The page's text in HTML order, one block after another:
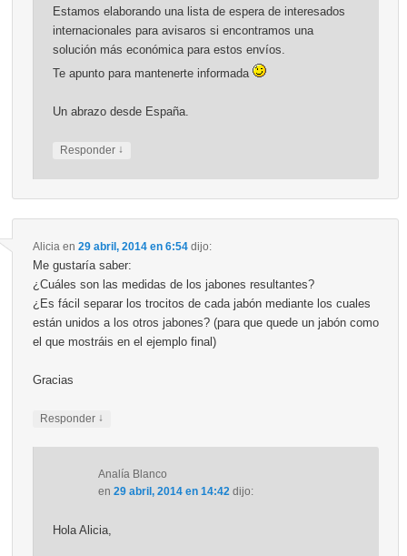
Estamos elaborando una lista de espera de interesados
internacionales para avisaros si encontramos una
solución más económica para estos envíos.
Te apunto para mantenerte informada
Un abrazo desde España.
Responder ↓
Aliciaen 29 abril, 2014 en 6:54 dijo:
Me gustaría saber:
¿Cuáles son las medidas de los jabones resultantes?
¿Es fácil separar los trocitos de cada jabón mediante los cuales
están unidos a los otros jabones? (para que quede un jabón como
el que mostráis en el ejemplo final)
Gracias
Responder ↓
Analía Blanco
en 29 abril, 2014 en 14:42 dijo:
Hola Alicia,